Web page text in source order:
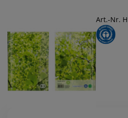
Art.-Nr.